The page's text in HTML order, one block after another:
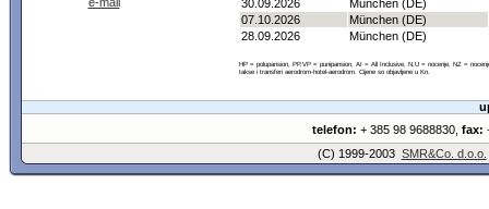
30.09.2026
München (DE)
07.10.2026
München (DE)
28.09.2026
München (DE)
HP = polupansion, PP,VP = punipansion, AI = All Inclusive, N,U = nocenje, NZ =
takse i transferi aerodrom-hotel-aerodrom. Cijene so objavljene u Kn.
telefon: + 385 98 9688830, fax:
(C) 1999-2003 SMR&Co. d.o.o.